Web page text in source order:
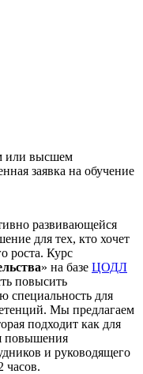
или высшем
заявка на обучение
развивающейся
для тех, кто хочет
роста. Курс
» на базе ЦОДЛ
повысить
специальность для
Мы предлагаем
подходит как для
повышения
и руководящего
часов.